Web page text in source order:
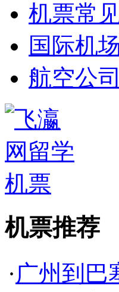
机票常
国际机
航空公司
机票推荐
·广州到巴